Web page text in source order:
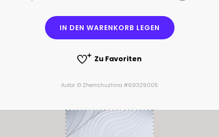
IN DEN WARENKORB LEGEN
Zu Favoriten
Autor: © Zhemchuzhina #69329005